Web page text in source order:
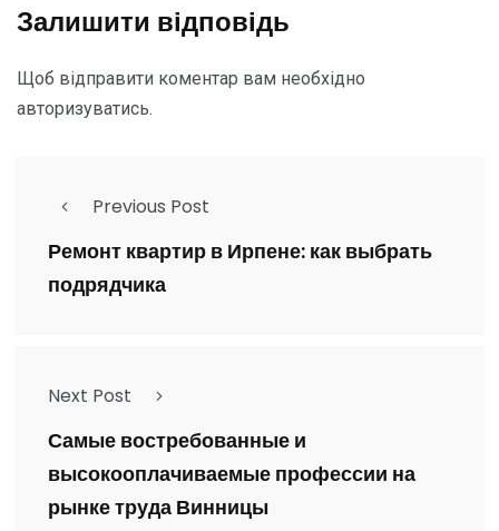
Залишити відповідь
Щоб відправити коментар вам необхідно
авторизуватись.
Previous Post
Ремонт квартир в Ирпене: как выбрать
подрядчика
Next Post
Самые востребованные и
высокооплачиваемые профессии на
рынке труда Винницы